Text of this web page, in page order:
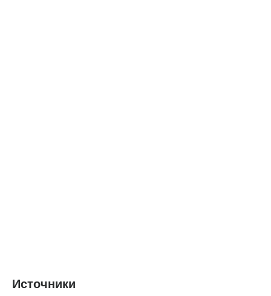
Источники